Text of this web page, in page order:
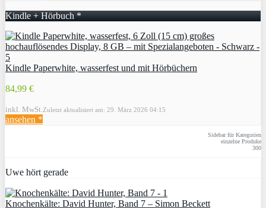
Kindle + Hörbuch *
Kindle Paperwhite, wasserfest und mit Hörbüchern
84,99 €
inkl. MwSt. Zuletzt aktualisiert am: 29. März 2026 04:15
ansehen *
Sidebar für Kategorien
einzelne Produke
300
Uwe hört gerade
Knochenkälte: David Hunter, Band 7 – Simon Beckett